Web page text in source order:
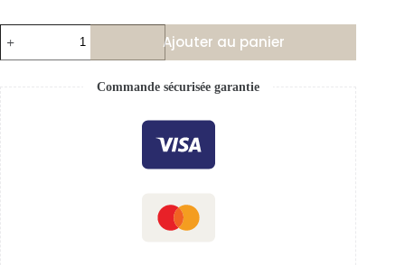
Ajouter au panier
Commande sécurisée garantie